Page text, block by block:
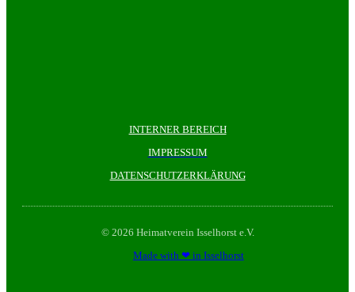
INTERNER BEREICH
IMPRESSUM
DATENSCHUTZERKLÄRUNG
© 2026 Heimatverein Isselhorst e.V.
Made with ❤ in Isselhorst